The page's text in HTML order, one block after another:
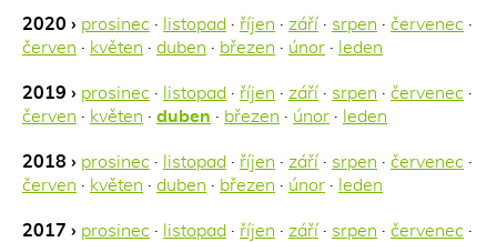
2020 › prosinec · listopad · říjen · září · srpen · červenec ·
červen · květen · duben · březen · únor · leden
2019 › prosinec · listopad · říjen · září · srpen · červenec ·
červen · květen · duben · březen · únor · leden
2018 › prosinec · listopad · říjen · září · srpen · červenec ·
červen · květen · duben · březen · únor · leden
2017 › prosinec · listopad · říjen · září · srpen · červenec ·